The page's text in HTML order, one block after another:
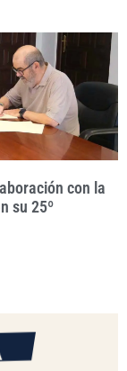
con la
su 25º